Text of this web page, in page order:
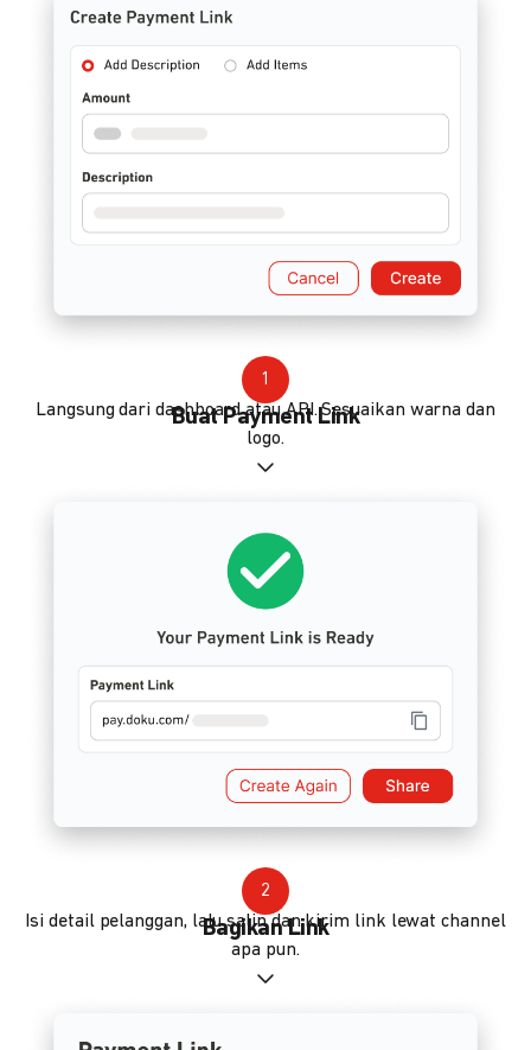
1
Buat Payment Link
Langsung dari dashboard atau API. Sesuaikan warna dan
logo.
2
Bagikan Link
Isi detail pelanggan, lalu salin dan kirim link lewat channel
apa pun.